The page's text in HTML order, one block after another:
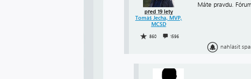
před 19 lety
Tomáš Jecha, MVP,
MCSD
860 1596
Máte pravdu.
nahlásit